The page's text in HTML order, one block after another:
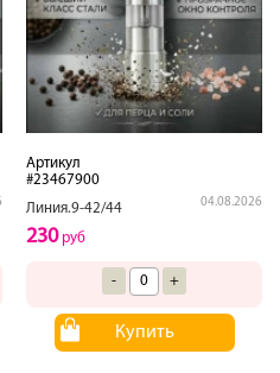
Артикул
#23467900
Линия.9-42/44
04.08.2026
230руб
- +
Купить